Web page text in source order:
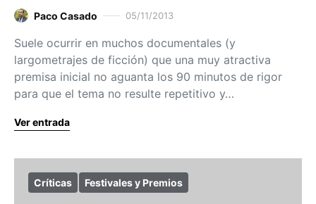
Paco Casado 05/11/2013
Suele ocurrir en muchos documentales (y
largometrajes de ficción) que una muy atractiva
premisa inicial no aguanta los 90 minutos de rigor
para que el tema no resulte repetitivo y…
Ver entrada
Críticas Festivales y Premios